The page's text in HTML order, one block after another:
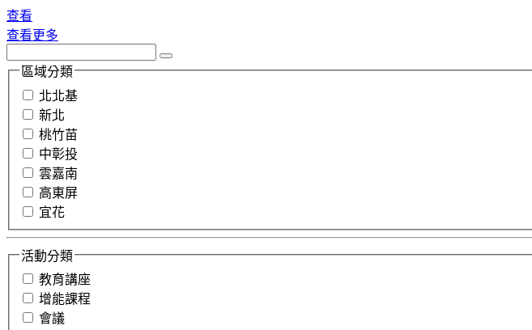
查看
查看更多
區域分類
北北基
新北
桃竹苗
中彰投
雲嘉南
高東屏
宜花
活動分類
教育講座
增能課程
會議